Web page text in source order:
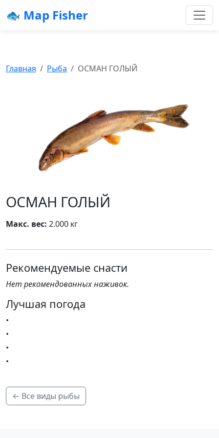
🐟 Map Fisher
Главная Рыба ОСМАН ГОЛЫЙ
ОСМАН ГОЛЫЙ
Макс. вес: 2.000 кг
Рекомендуемые снасти
Нет рекомендованных наживок.
Лучшая погода
•
•
•
•
← Все виды рыбы